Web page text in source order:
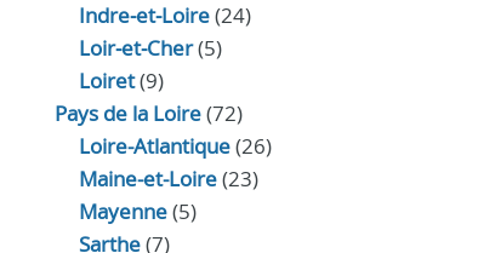
Indre‑et‑Loire(24)
Loir‑et‑Cher(5)
Loiret(9)
Pays de la Loire(72)
Loire-Atlantique(26)
Maine-et-Loire(23)
Mayenne(5)
Sarthe(7)